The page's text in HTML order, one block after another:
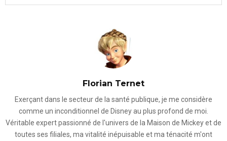
Florian Ternet
Exerçant dans le secteur de la santé publique, je me considère
comme un inconditionnel de Disney au plus profond de moi.
Véritable expert passionné de l'univers de la Maison de Mickey et de
toutes ses filiales, ma vitalité inépuisable et ma ténacité m'ont